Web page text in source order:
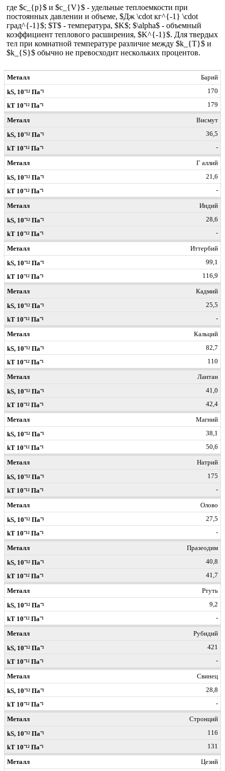
где $c_{p}$ и $c_{V}$ - удельные теплоемкости при
постоянных давлении и объеме, $Дж \cdot кг^{-1} \cdot
град^{-1}$; $T$ - температура, $K$; $\alpha$ - объемный
коэффициент теплового расширения, $K^{-1}$. Для твердых
тел при комнатной температуре различие между $k_{T}$ и
$k_{S}$ обычно не превосходит нескольких процентов.
Барий
170
179
Висмут
36,5
-
Г аллий
21,6
-
Индий
28,6
-
Иттербий
99,1
116,9
Кадмий
25,5
-
Кальций
82,7
110
Лантан
41,0
42,4
Магний
38,1
50,6
Натрий
175
-
Олово
27,5
-
Празеодим
40,8
41,7
Ртуть
9,2
-
Рубидий
421
-
Свинец
28,8
-
Стронций
116
131
Цезий